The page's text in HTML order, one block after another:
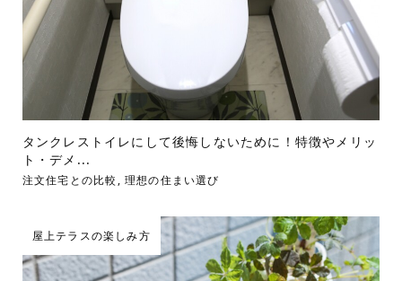
タンクレストイレにして後悔しないために！特徴やメリッ
ト・デメ...
注文住宅との比較 , 理想の住まい選び
屋上テラスの楽しみ方